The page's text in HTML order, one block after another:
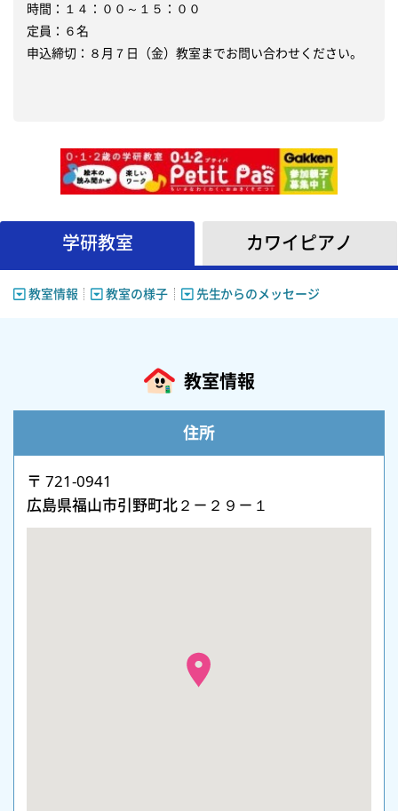
時間：１４：００～１５：００
定員：６名
申込締切：８月７日（金）教室までお問い合わせください。
学研教室 カワイピアノ
教室情報 教室の様子 先生からのメッセージ
教室情報
住所
〒 721-0941
広島県福山市引野町北２－２９－１